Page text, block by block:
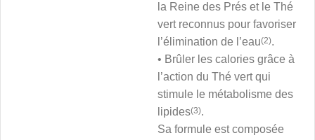
la Reine des Prés et le Thé
vert reconnus pour favoriser
l’élimination de l’eau(2).
• Brûler les calories grâce à
l’action du Thé vert qui
stimule le métabolisme des
lipides(3).
Sa formule est composée